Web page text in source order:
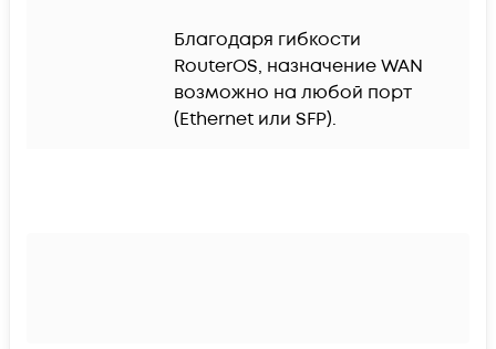
Благодаря гибкости
RouterOS, назначение WAN
возможно на любой порт
(Ethernet или SFP).